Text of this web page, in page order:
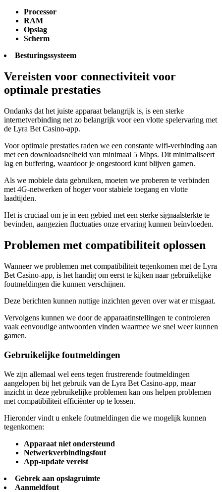
Processor
RAM
Opslag
Scherm
Besturingssysteem
Vereisten voor connectiviteit voor
optimale prestaties
Ondanks dat het juiste apparaat belangrijk is, is een sterke
internetverbinding net zo belangrijk voor een vlotte spelervaring met
de Lyra Bet Casino-app.
Voor optimale prestaties raden we een constante wifi-verbinding aan
met een downloadsnelheid van minimaal 5 Mbps. Dit minimaliseert
lag en buffering, waardoor je ongestoord kunt blijven gamen.
Als we mobiele data gebruiken, moeten we proberen te verbinden
met 4G-netwerken of hoger voor stabiele toegang en vlotte
laadtijden.
Het is cruciaal om je in een gebied met een sterke signaalsterkte te
bevinden, aangezien fluctuaties onze ervaring kunnen beïnvloeden.
Problemen met compatibiliteit oplossen
Wanneer we problemen met compatibiliteit tegenkomen met de Lyra
Bet Casino-app, is het handig om eerst te kijken naar gebruikelijke
foutmeldingen die kunnen verschijnen.
Deze berichten kunnen nuttige inzichten geven over wat er misgaat.
Vervolgens kunnen we door de apparaatinstellingen te controleren
vaak eenvoudige antwoorden vinden waarmee we snel weer kunnen
gamen.
Gebruikelijke foutmeldingen
We zijn allemaal wel eens tegen frustrerende foutmeldingen
aangelopen bij het gebruik van de Lyra Bet Casino-app, maar
inzicht in deze gebruikelijke problemen kan ons helpen problemen
met compatibiliteit efficiënter op te lossen.
Hieronder vindt u enkele foutmeldingen die we mogelijk kunnen
tegenkomen:
Apparaat niet ondersteund
Netwerkverbindingsfout
App-update vereist
Gebrek aan opslagruimte
Aanmeldfout